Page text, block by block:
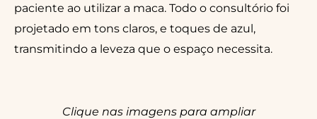
paciente ao utilizar a maca. Todo o consultório foi
projetado em tons claros, e toques de azul,
transmitindo a leveza que o espaço necessita.
Clique nas imagens para ampliar